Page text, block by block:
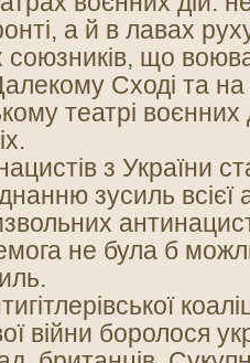
а й в лавах
союзників, що
Сході та на
театрі
з України
зусиль всієї
не була б
війни боролося